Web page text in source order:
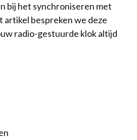
bij het synchroniseren met
artikel bespreken we deze
radio-gestuurde klok altijd